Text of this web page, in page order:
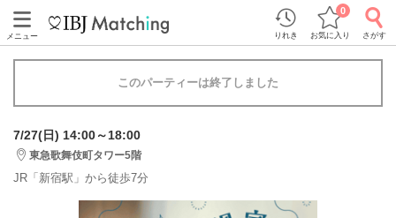
メニュー りれき お気に入り
0
さがす
このパーティーは終了しました
7/27(日) 14:00～18:00
東急歌舞伎町タワー5階
JR「新宿駅」から徒歩7分